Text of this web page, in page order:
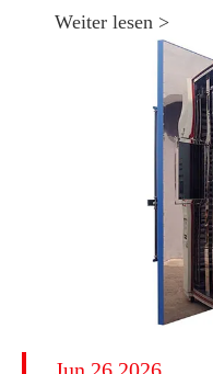
Weiter lesen >